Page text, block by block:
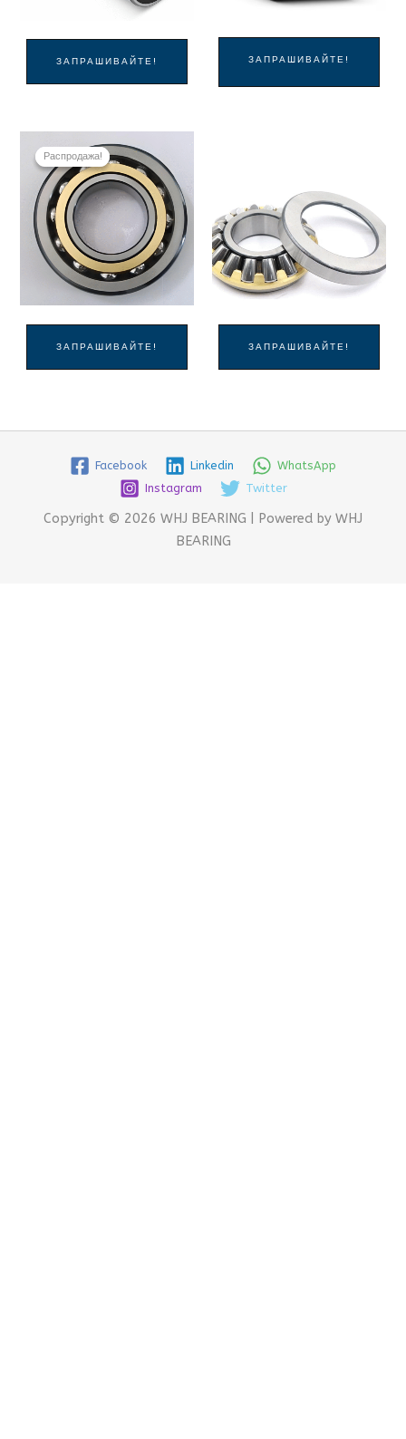
ЗАПРАШИВАЙТЕ! ЗАПРАШИВАЙТЕ!
Распродажа!
Распродажа!
ЗАПРАШИВАЙТЕ! ЗАПРАШИВАЙТЕ!
Facebook Linkedin
WhatsApp
Instagram
Twitter
Copyright © 2026 WHJ BEARING | Powered by WHJ
BEARING